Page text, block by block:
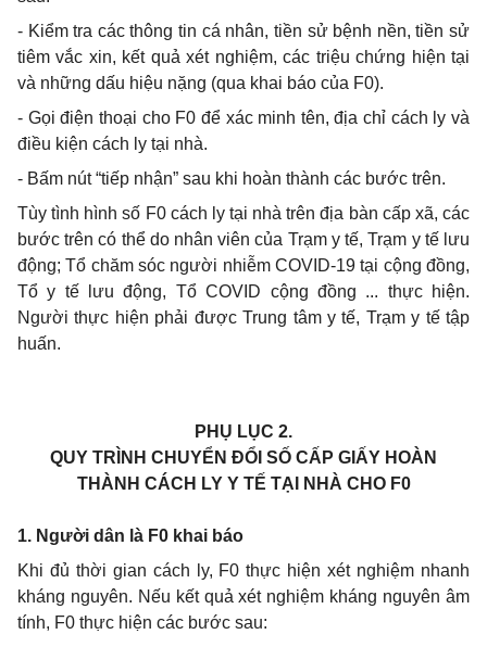
- Kiểm tra các thông tin cá nhân, tiền sử bệnh nền, tiền sử
tiêm vắc xin, kết quả xét nghiệm, các triệu chứng hiện tại
và những dấu hiệu nặng (qua khai báo của F0).
- Gọi điện thoại cho F0 để xác minh tên, địa chỉ cách ly và
điều kiện cách ly tại nhà.
- Bấm nút “tiếp nhận” sau khi hoàn thành các bước trên.
Tùy tình hình số F0 cách ly tại nhà trên địa bàn cấp xã, các
bước trên có thể do nhân viên của Trạm y tế, Trạm y tế lưu
động; Tổ chăm sóc người nhiễm COVID-19 tại cộng đồng,
Tổ y tế lưu động, Tổ COVID cộng đồng ... thực hiện.
Người thực hiện phải được Trung tâm y tế, Trạm y tế tập
huấn.
PHỤ LỤC 2.
QUY TRÌNH CHUYỂN ĐỔI SỐ CẤP GIẤY HOÀN
THÀNH CÁCH LY Y TẾ TẠI NHÀ CHO F0
1. Người dân là F0 khai báo
Khi đủ thời gian cách ly, F0 thực hiện xét nghiệm nhanh
kháng nguyên. Nếu kết quả xét nghiệm kháng nguyên âm
tính, F0 thực hiện các bước sau: